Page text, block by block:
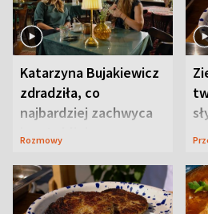
Katarzyna Bujakiewicz
zdradziła, co
najbardziej zachwyca
ją w Lublinie
Rozmowy